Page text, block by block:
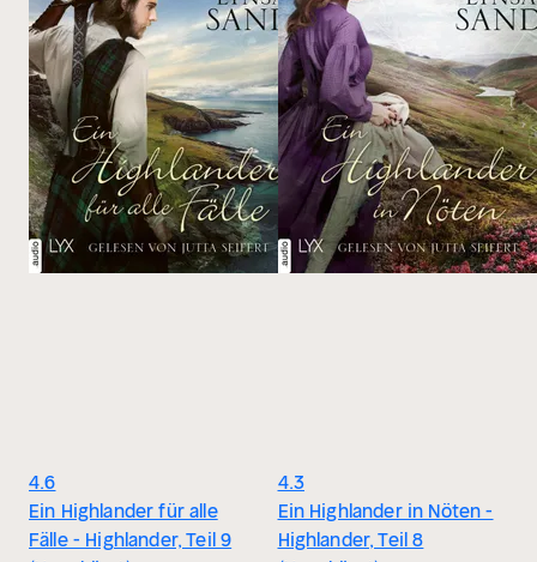
4.6
Ein Highlander für alle
Fälle - Highlander, Teil 9
4.3
Ein Highlander in Nöten -
Highlander, Teil 8